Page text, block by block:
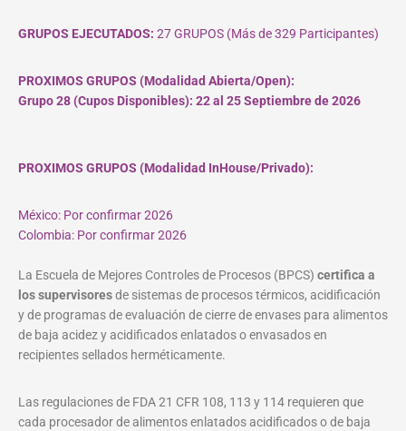
GRUPOS EJECUTADOS: 27 GRUPOS (Más de 329 Participantes)
PROXIMOS GRUPOS (Modalidad Abierta/Open):
Grupo 28 (Cupos Disponibles): 22 al 25 Septiembre de 2026
PROXIMOS GRUPOS (Modalidad InHouse/Privado):
México: Por confirmar 2026
Colombia: Por confirmar 2026
La Escuela de Mejores Controles de Procesos (BPCS) certifica a
los supervisoresde sistemas de procesos térmicos, acidificación
y de programas de evaluación de cierre de envases para alimentos
de baja acidez y acidificados enlatados o envasados en
recipientes sellados herméticamente.
Las regulaciones de FDA 21 CFR 108, 113 y 114 requieren que
cada procesador de alimentos enlatados acidificados o de baja